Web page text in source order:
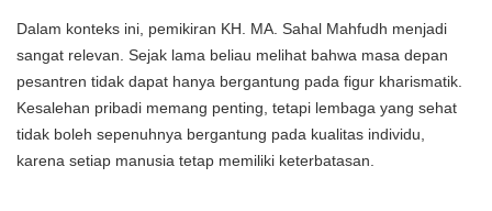
Dalam konteks ini, pemikiran KH. MA. Sahal Mahfudh menjadi
sangat relevan. Sejak lama beliau melihat bahwa masa depan
pesantren tidak dapat hanya bergantung pada figur kharismatik.
Kesalehan pribadi memang penting, tetapi lembaga yang sehat
tidak boleh sepenuhnya bergantung pada kualitas individu,
karena setiap manusia tetap memiliki keterbatasan.